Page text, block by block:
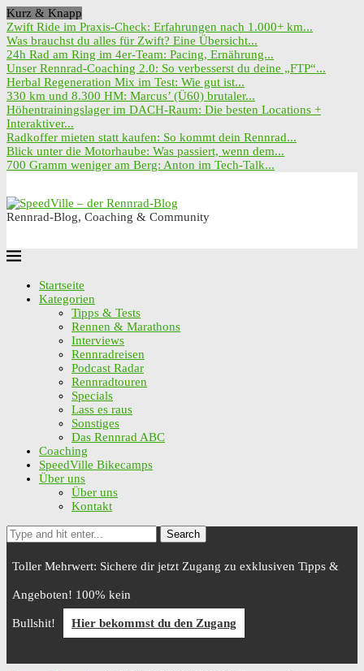
Kurz & Knapp
Zwift Ride im Praxis-Check: Erfahrungen nach 1.000+ km...
Was brauchst du alles für Zwift? Eine Übersicht...
24h Rad am Ring im 4er-Team: Pacing, Ernährung...
Unser Rennrad-Coaching 2.0: So verbesserst du deine „FTP“...
Herbal Regeneration Mix im Test: Wie gut ist...
330 km und 8.300 HM: Marcus’ (Ü60) brutaler...
Höhentrainingslager im DACH-Raum: Die besten Locations +
Interaktiver...
Radkoffer mieten statt kaufen: So kommt dein Rennrad...
Blick unter die Motorhaube: Was passiert, wenn dem...
700 Gramm weniger am Berg: Anton im Tech-Talk...
Rennrad-Blog, Coaching & Community
Startseite
Kategorien
Tipps & Tests
Rennen & Marathons
Interviews
Rennradreisen
Podcast Radar
Rennradtouren
Specials
Lass es raus
Sonstiges
Das Rennrad ABC
Coaching
SpeedVille Bikecamps
Über uns
Über uns
Kontakt
Search
Toller Mehrwert: Sichere dir jetzt Zugang zu exklusiven Tipps &
Angeboten! 100% kein
Bullshit! Hier bekommst du den Zugang